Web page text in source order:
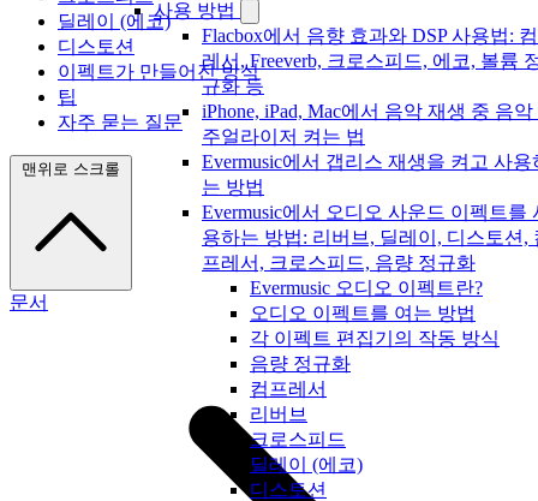
사용 방법
Flacbox에서 음향 효과와 DSP 사용법:
레서, Freeverb, 크로스피드, 에코, 볼륨
규화 등
iPhone, iPad, Mac에서 음악 재생 중 음악
주얼라이저 켜는 법
Evermusic에서 갭리스 재생을 켜고 사용
는 방법
Evermusic에서 오디오 사운드 이펙트를
용하는 방법: 리버브, 딜레이, 디스토션,
프레서, 크로스피드, 음량 정규화
Evermusic 오디오 이펙트란?
오디오 이펙트를 여는 방법
각 이펙트 편집기의 작동 방식
음량 정규화
컴프레서
리버브
크로스피드
딜레이 (에코)
디스토션
딜레이 (에코)
디스토션
이펙트가 만들어진 방식
팁
자주 묻는 질문
맨위로 스크롤
문서